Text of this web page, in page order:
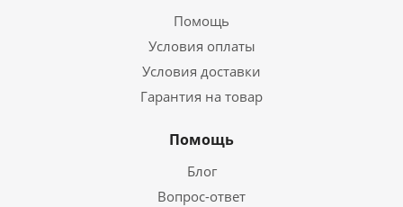
Помощь
Условия оплаты
Условия доставки
Гарантия на товар
Помощь
Блог
Вопрос-ответ